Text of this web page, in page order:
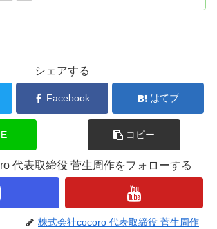
シェアする
Facebook はてブ
コピー
代表取締役 菅生周作をフォローする
株式会社cocoro 代表取締役 菅生周作